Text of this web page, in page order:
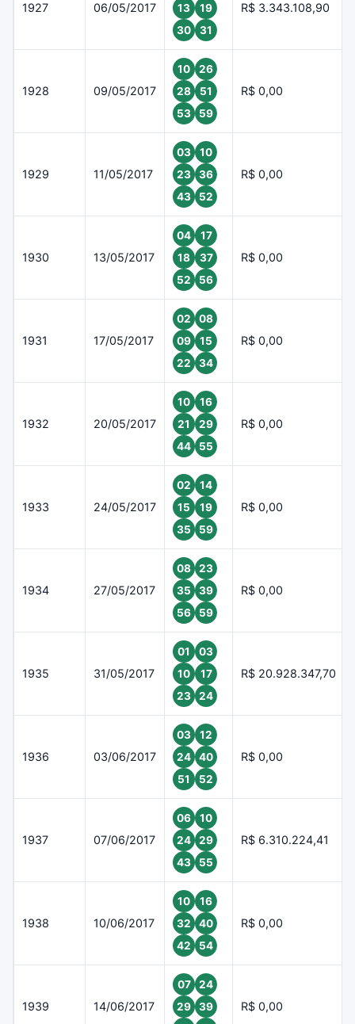
1927 06/05/2017
13
19
30
31
R$ 3.343.108,90
1928 09/05/2017
10
26
28
51
53
59
R$ 0,00
1929 11/05/2017
03
10
23
36
43
52
R$ 0,00
1930 13/05/2017
04
17
18
37
52
56
R$ 0,00
1931 17/05/2017
02
08
09
15
22
34
R$ 0,00
1932 20/05/2017
10
16
21
29
44
55
R$ 0,00
1933 24/05/2017
02
14
15
19
35
59
R$ 0,00
1934 27/05/2017
08
23
35
39
56
59
R$ 0,00
1935 31/05/2017
01
03
10
17
23
24
R$ 20.928.347,70
1936 03/06/2017
03
12
24
40
51
52
R$ 0,00
1937 07/06/2017
06
10
24
29
43
55
R$ 6.310.224,41
1938 10/06/2017
10
16
32
40
42
54
R$ 0,00
1939 14/06/2017
07
24
29
39
R$ 0,00